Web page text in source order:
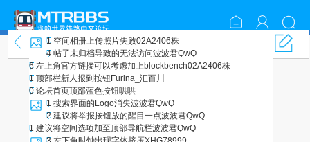
综合反馈
1 空间相册上传照片失败02A2406株
4 帖子未归档导致的无法访问波波君QwQ
6 左上角官方链接可以考虑加上blockbench02A2406株
1 顶部栏新人报到按钮 Furina_汇百川
0 论坛首页顶部蓝色按钮哄哄
1 搜索界面的Logo消失波波君QwQ
2 建议将举报按钮放的醒目一点波波君QwQ
1 建议将空间选项加至顶部导航栏波波君QwQ